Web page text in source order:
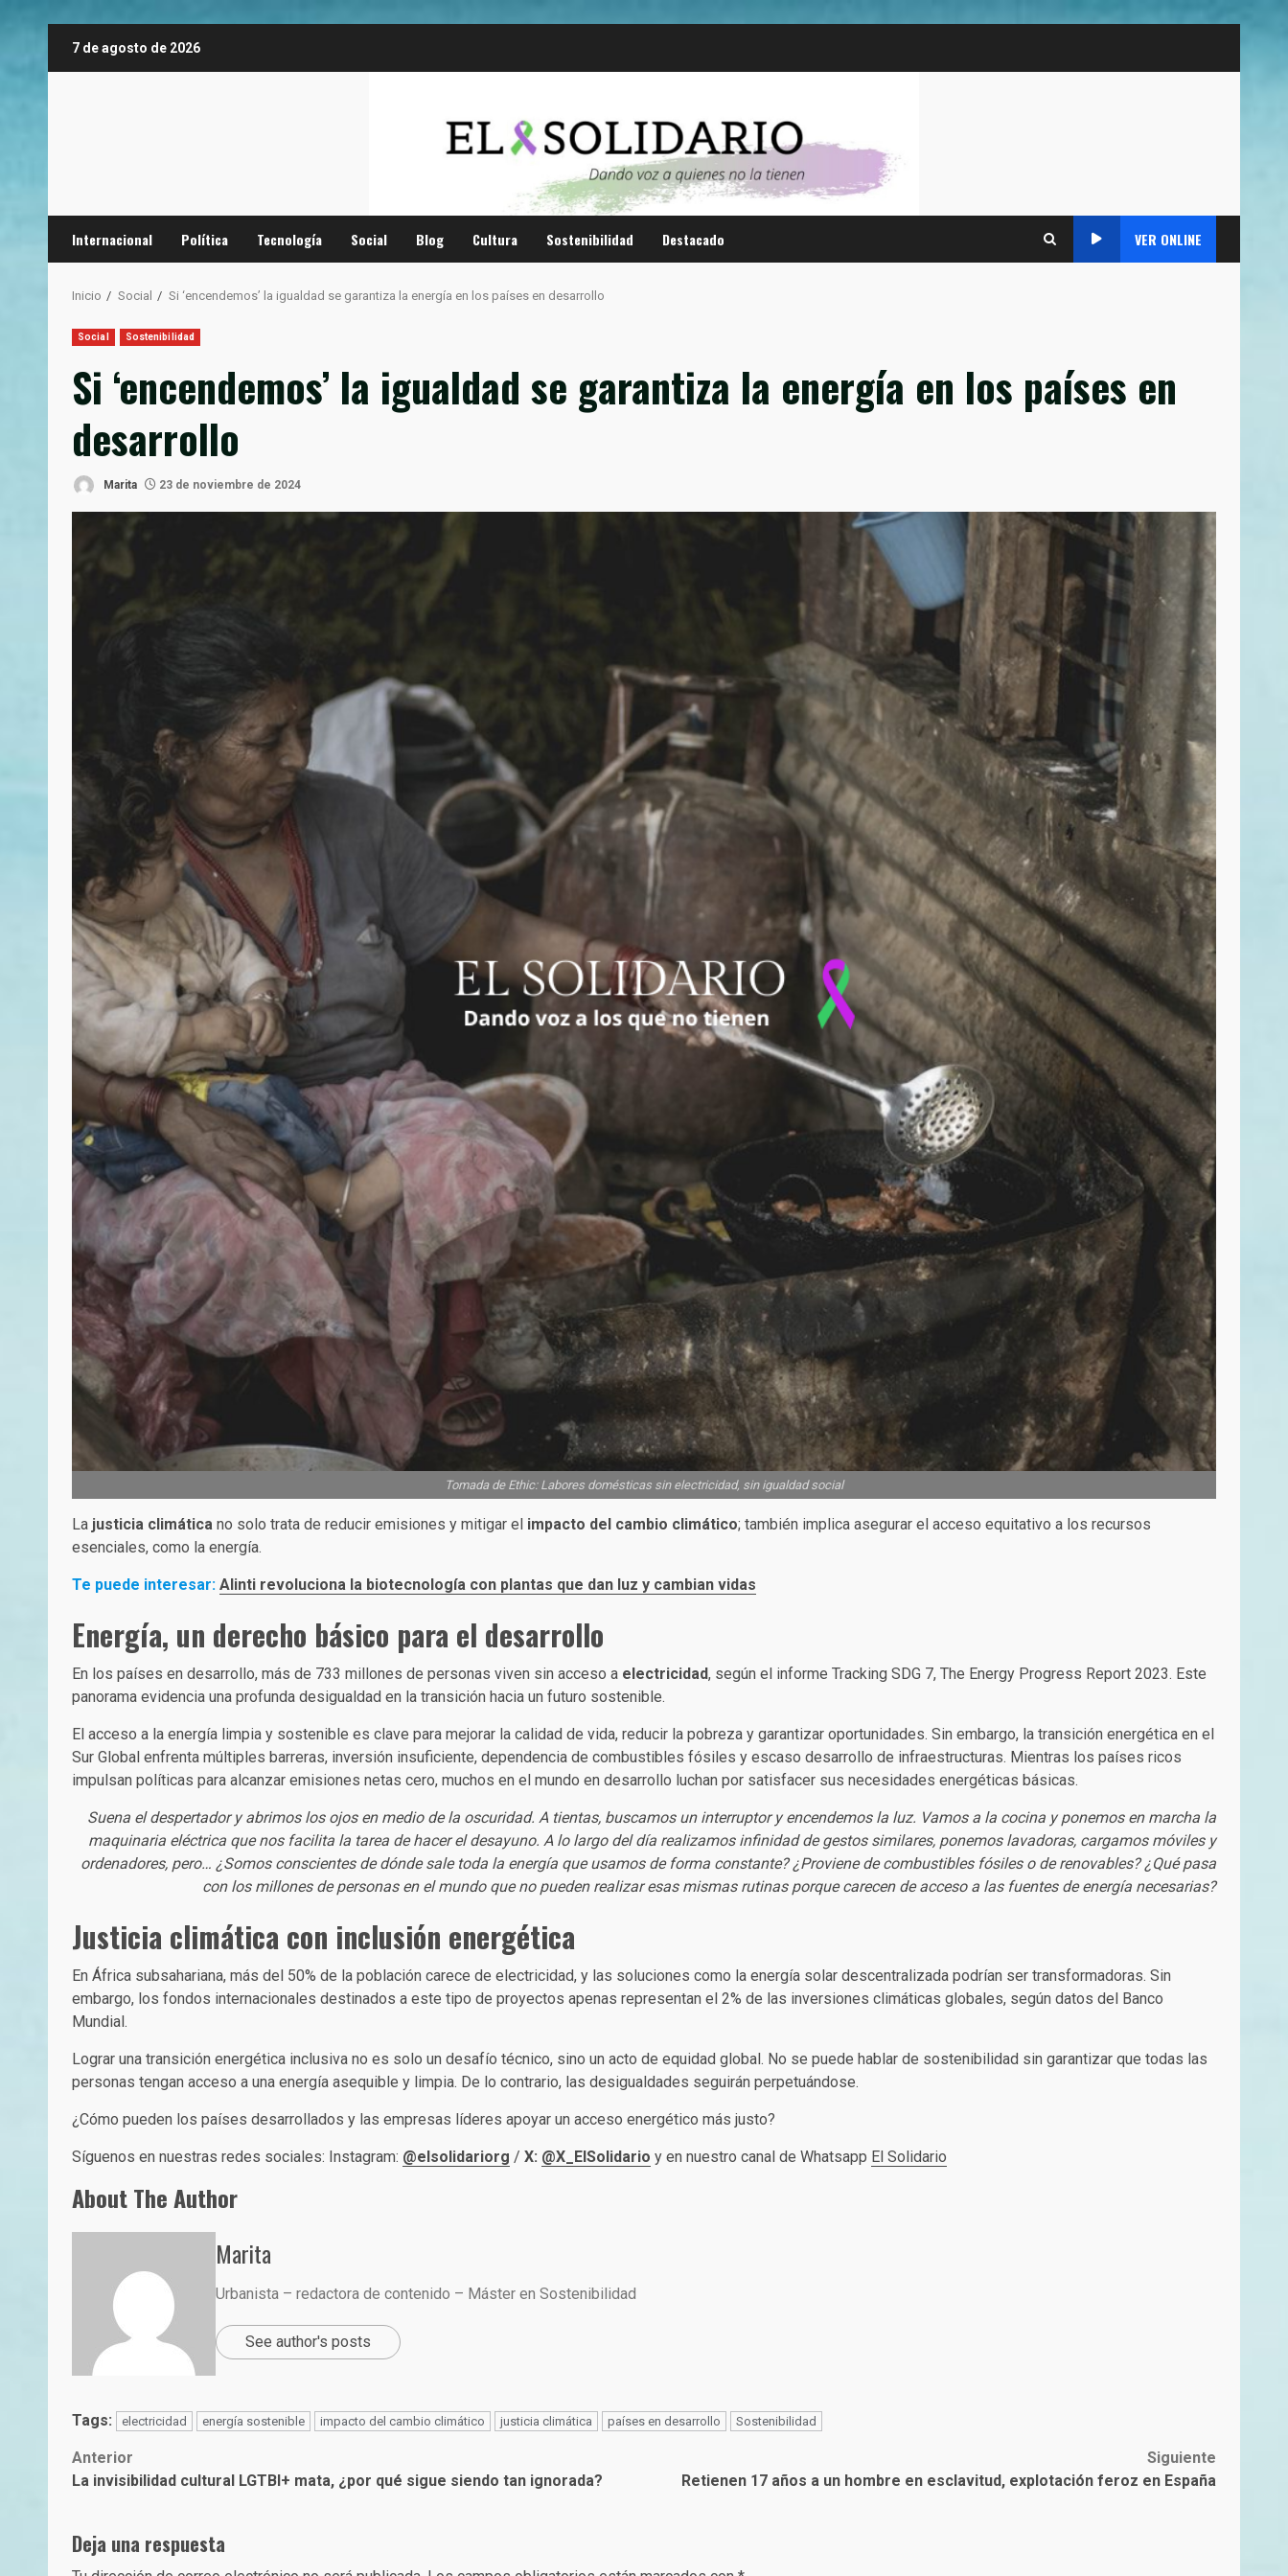
7 de agosto de 2026
Internacional Política Tecnología Social Blog Cultura Sostenibilidad Destacado VER ONLINE
Inicio Social Si ‘encendemos’ la igualdad se garantiza la energía en los países en desarrollo
Social Sostenibilidad
Si ‘encendemos’ la igualdad se garantiza la energía en los países en
desarrollo
Marita 23 de noviembre de 2024
Tomada de Ethic: Labores domésticas sin electricidad, sin igualdad social
La justicia climática no solo trata de reducir emisiones y mitigar el impacto del cambio climático; también implica asegurar el acceso equitativo a los recursos
esenciales, como la energía.
Te puede interesar: Alinti revoluciona la biotecnología con plantas que dan luz y cambian vidas
Energía, un derecho básico para el desarrollo
En los países en desarrollo, más de 733 millones de personas viven sin acceso a electricidad, según el informe Tracking SDG 7, The Energy Progress Report 2023. Este
panorama evidencia una profunda desigualdad en la transición hacia un futuro sostenible.
El acceso a la energía limpia y sostenible es clave para mejorar la calidad de vida, reducir la pobreza y garantizar oportunidades. Sin embargo, la transición energética en el
Sur Global enfrenta múltiples barreras, inversión insuficiente, dependencia de combustibles fósiles y escaso desarrollo de infraestructuras. Mientras los países ricos
impulsan políticas para alcanzar emisiones netas cero, muchos en el mundo en desarrollo luchan por satisfacer sus necesidades energéticas básicas.
Suena el despertador y abrimos los ojos en medio de la oscuridad. A tientas, buscamos un interruptor y encendemos la luz. Vamos a la cocina y ponemos en marcha la
maquinaria eléctrica que nos facilita la tarea de hacer el desayuno. A lo largo del día realizamos infinidad de gestos similares, ponemos lavadoras, cargamos móviles y
ordenadores, pero… ¿Somos conscientes de dónde sale toda la energía que usamos de forma constante? ¿Proviene de combustibles fósiles o de renovables? ¿Qué pasa
con los millones de personas en el mundo que no pueden realizar esas mismas rutinas porque carecen de acceso a las fuentes de energía necesarias?
Justicia climática con inclusión energética
En África subsahariana, más del 50% de la población carece de electricidad, y las soluciones como la energía solar descentralizada podrían ser transformadoras. Sin
embargo, los fondos internacionales destinados a este tipo de proyectos apenas representan el 2% de las inversiones climáticas globales, según datos del Banco
Mundial.
Lograr una transición energética inclusiva no es solo un desafío técnico, sino un acto de equidad global. No se puede hablar de sostenibilidad sin garantizar que todas las
personas tengan acceso a una energía asequible y limpia. De lo contrario, las desigualdades seguirán perpetuándose.
¿Cómo pueden los países desarrollados y las empresas líderes apoyar un acceso energético más justo?
Síguenos en nuestras redes sociales: Instagram: @elsolidariorg / X: @X_ElSolidario y en nuestro canal de Whatsapp El Solidario
About The Author
Marita
Urbanista – redactora de contenido – Máster en Sostenibilidad
See author's posts
Tags: electricidad energía sostenible impacto del cambio climático justicia climática países en desarrollo Sostenibilidad
Post
Anterior
La invisibilidad cultural LGTBI+ mata, ¿por qué sigue siendo tan ignorada?
Siguiente
Retienen 17 años a un hombre en esclavitud, explotación feroz en España
Deja una respuesta